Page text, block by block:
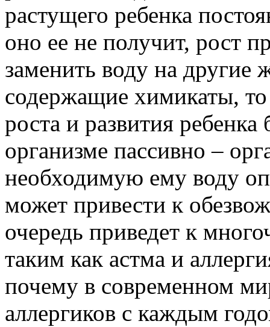
растущего ребенка
оно ее не получит, рост
заменить воду на другие
содержащие химикаты,
роста и развития ребенка
организме пассивно –
необходимую ему воду
может привести к
очередь приведет к
таким как астма и
почему в современном
аллергиков с каждым